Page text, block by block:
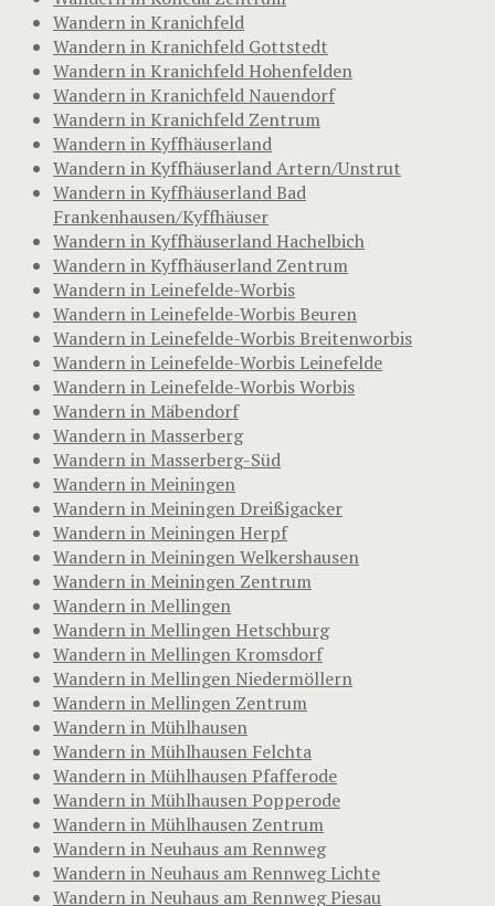
Wandern in Kranichfeld
Wandern in Kranichfeld Gottstedt
Wandern in Kranichfeld Hohenfelden
Wandern in Kranichfeld Nauendorf
Wandern in Kranichfeld Zentrum
Wandern in Kyffhäuserland
Wandern in Kyffhäuserland Artern/Unstrut
Wandern in Kyffhäuserland Bad
Frankenhausen/Kyffhäuser
Wandern in Kyffhäuserland Hachelbich
Wandern in Kyffhäuserland Zentrum
Wandern in Leinefelde-Worbis
Wandern in Leinefelde-Worbis Beuren
Wandern in Leinefelde-Worbis Breitenworbis
Wandern in Leinefelde-Worbis Leinefelde
Wandern in Leinefelde-Worbis Worbis
Wandern in Mäbendorf
Wandern in Masserberg
Wandern in Masserberg-Süd
Wandern in Meiningen
Wandern in Meiningen Dreißigacker
Wandern in Meiningen Herpf
Wandern in Meiningen Welkershausen
Wandern in Meiningen Zentrum
Wandern in Mellingen
Wandern in Mellingen Hetschburg
Wandern in Mellingen Kromsdorf
Wandern in Mellingen Niedermöllern
Wandern in Mellingen Zentrum
Wandern in Mühlhausen
Wandern in Mühlhausen Felchta
Wandern in Mühlhausen Pfafferode
Wandern in Mühlhausen Popperode
Wandern in Mühlhausen Zentrum
Wandern in Neuhaus am Rennweg
Wandern in Neuhaus am Rennweg Lichte
Wandern in Neuhaus am Rennweg Piesau